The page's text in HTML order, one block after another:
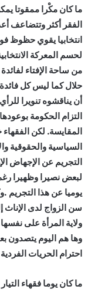
ما كان مكْرا ممقوتا
الفقر أكثر وتتضاعف
انتخابيا يقوي حظوظ
لحسم المعركة
من ساحة الإفتاء
حلال كما ليس كل فائدة
أن يناقشوه تنويرا
التزام الحكومة
المقايسة. لكن
السياسية والحقوقية
التجريم عن الإجهاض
لبعض نصيرا وظهيرا
يوميا عن هذا التجريم
ولاية المرأة على
وها هم اليوم يتصدون
احترام الحريات
ما كان يوما فقهاء